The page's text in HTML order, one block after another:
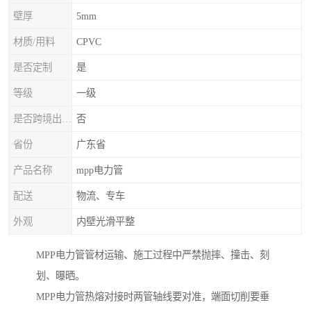
壁厚 5mm
材质/用料 CPVC
是否定制 是
等级 一级
否
省份 广东省
产品名称 mpp电力管
配送 物流、专车
外观 内壁光滑平整
MPP电力管管材运输、施工过程中严禁抛摔、撞击、刻
划、曝晒。
MPP电力管热熔对接时两管轴线要对准，端面切削要垂